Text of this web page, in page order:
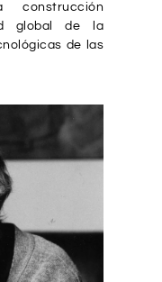
construcción
global de la
de las